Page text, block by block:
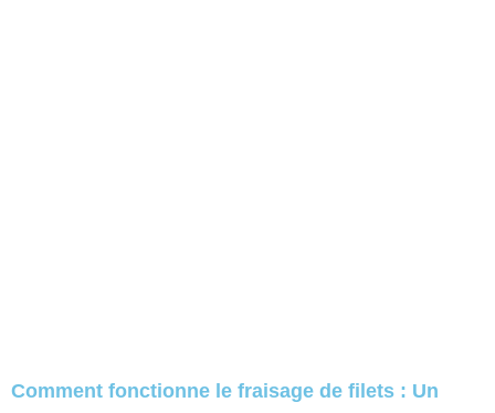
Comment fonctionne le fraisage de filets : Un